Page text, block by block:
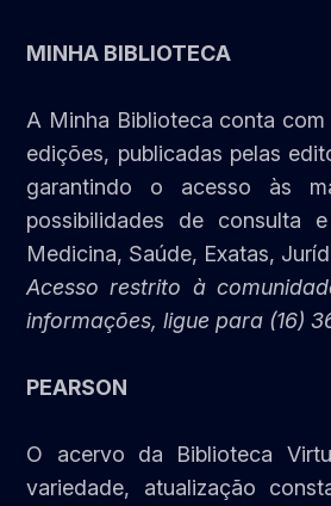
MINHA BIBLIOTECA
A Minha Biblioteca conta
edições, publicadas pelas
garantindo o acesso às
possibilidades de consulta
Medicina, Saúde, Exatas,
Acesso restrito à
informações, ligue para (16)
PEARSON
O acervo da Biblioteca
variedade, atualização